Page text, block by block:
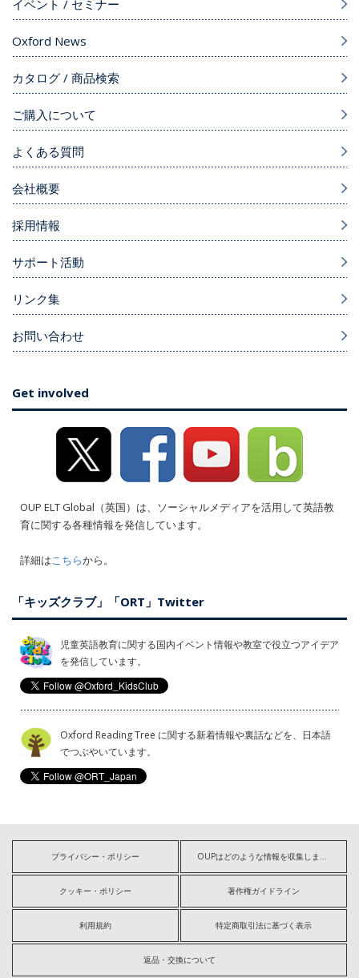
イベント / セミナー
Oxford News
カタログ / 商品検索
ご購入について
よくある質問
会社概要
採用情報
サポート活動
リンク集
お問い合わせ
Get involved
OUP ELT Global（英国）は、ソーシャルメディアを活用して英語教
育に関する各種情報を発信しています。
詳細はこちらから。
「キッズクラブ」「ORT」Twitter
児童英語教育に関する国内イベント情報や教室で役立つアイデア
を発信しています。
Oxford Reading Tree に関する新着情報や裏話などを、日本語
でつぶやいています。
プライバシー・ポリシー OUPはどのような情報を収集しますか?
クッキー・ポリシー 著作権ガイドライン
利用規約 特定商取引法に基づく表示
返品・交換について